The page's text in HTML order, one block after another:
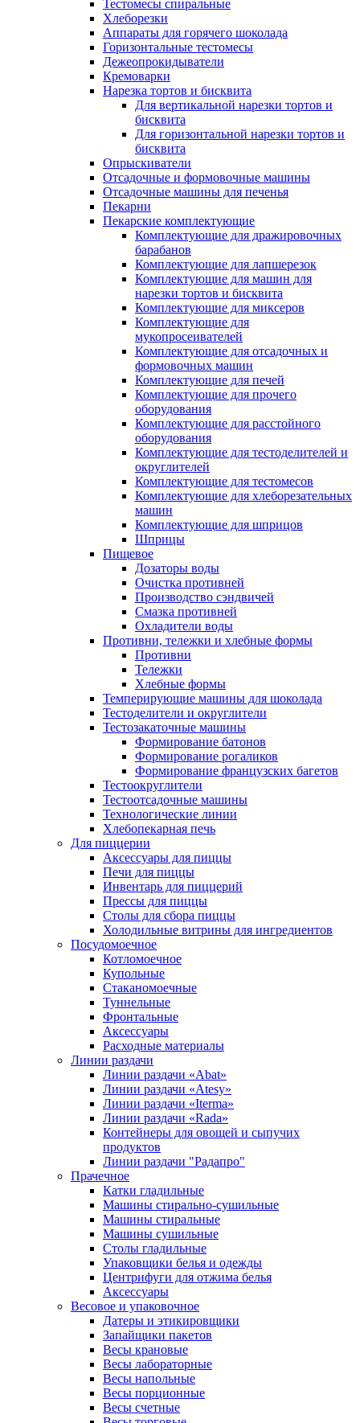
Тестомесы спиральные
Хлеборезки
Аппараты для горячего шоколада
Горизонтальные тестомесы
Дежеопрокидыватели
Кремоварки
Нарезка тортов и бисквита
Для вертикальной нарезки тортов и
бисквита
Для горизонтальной нарезки тортов и
бисквита
Опрыскиватели
Отсадочные и формовочные машины
Отсадочные машины для печенья
Пекарни
Пекарские комплектующие
Комплектующие для дражировочных
барабанов
Комплектующие для лапшерезок
Комплектующие для машин для
нарезки тортов и бисквита
Комплектующие для миксеров
Комплектующие для
мукопросеивателей
Комплектующие для отсадочных и
формовочных машин
Комплектующие для печей
Комплектующие для прочего
оборудования
Комплектующие для расстойного
оборудования
Комплектующие для тестоделителей и
округлителей
Комплектующие для тестомесов
Комплектующие для хлеборезательных
машин
Комплектующие для шприцов
Шприцы
Пищевое
Дозаторы воды
Очистка противней
Производство сэндвичей
Смазка противней
Охладители воды
Противни, тележки и хлебные формы
Противни
Тележки
Хлебные формы
Темперирующие машины для шоколада
Тестоделители и округлители
Тестозакаточные машины
Формирование батонов
Формирование рогаликов
Формирование французских багетов
Тестоокруглители
Тестоотсадочные машины
Технологические линии
Хлебопекарная печь
Для пиццерии
Аксессуары для пиццы
Печи для пиццы
Инвентарь для пиццерий
Прессы для пиццы
Столы для сбора пиццы
Холодильные витрины для ингредиентов
Посудомоечное
Котломоечное
Купольные
Стаканомоечные
Туннельные
Фронтальные
Аксессуары
Расходные материалы
Линии раздачи
Линии раздачи «Abat»
Линии раздачи «Atesy»
Линии раздачи «Iterma»
Линии раздачи «Rada»
Контейнеры для овощей и сыпучих
продуктов
Линии раздачи "Радапро"
Прачечное
Катки гладильные
Машины стирально-сушильные
Машины стиральные
Машины сушильные
Столы гладильные
Упаковщики белья и одежды
Центрифуги для отжима белья
Аксессуары
Весовое и упаковочное
Датеры и этикировщики
Запайщики пакетов
Весы крановые
Весы лабораторные
Весы напольные
Весы порционные
Весы счетные